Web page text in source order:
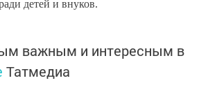
детей и внуков.
важным и интересным в
Татмедиа